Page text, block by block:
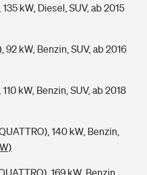
kW, Diesel, SUV, ab 2015
92 kW, Benzin, SUV, ab 2016
kW, Benzin, SUV, ab 2018
140 kW, Benzin,
169 kW, Benzin,